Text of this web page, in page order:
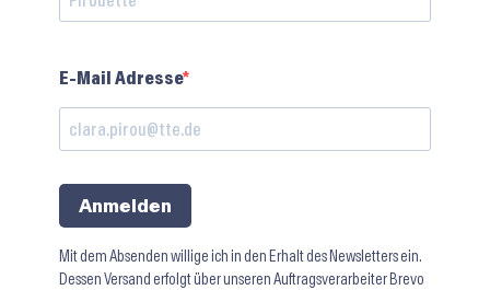
E-Mail Adresse
Anmelden
Mit dem Absenden willige ich in den Erhalt des Newsletters ein.
Dessen Versand erfolgt über unseren Auftragsverarbeiter Brevo